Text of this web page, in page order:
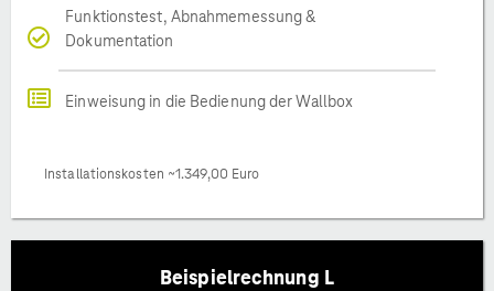
Funktionstest, Abnahmemessung &
Dokumentation
Einweisung in die Bedienung der Wallbox
Installationskosten ~1.349,00 Euro
Beispielrechnung L